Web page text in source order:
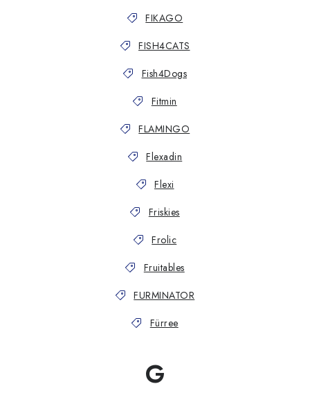
FIKAGO
FISH4CATS
Fish4Dogs
Fitmin
FLAMINGO
Flexadin
Flexi
Friskies
Frolic
Fruitables
FURMINATOR
Fürree
G